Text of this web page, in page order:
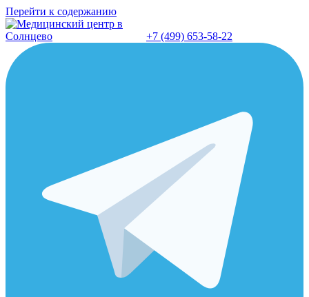
Перейти к содержанию
+7 (499) 653-58-22